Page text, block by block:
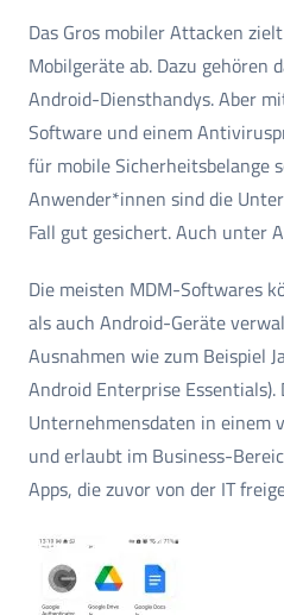
Das Gros mobiler Attacken
Mobilgeräte ab. Dazu gehören
Android-Diensthandys. Aber
Software und einem
für mobile Sicherheitsbelange
Anwender*innen sind die
Fall gut gesichert. Auch unter
Die meisten MDM-Softwares
als auch Android-Geräte
Ausnahmen wie zum Beispiel
Android Enterprise
Unternehmensdaten in einem
und erlaubt im Business-
Apps, die zuvor von der IT